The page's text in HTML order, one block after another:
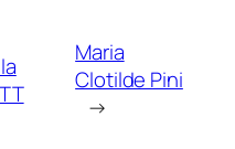
Maria
Clotilde Pini
→